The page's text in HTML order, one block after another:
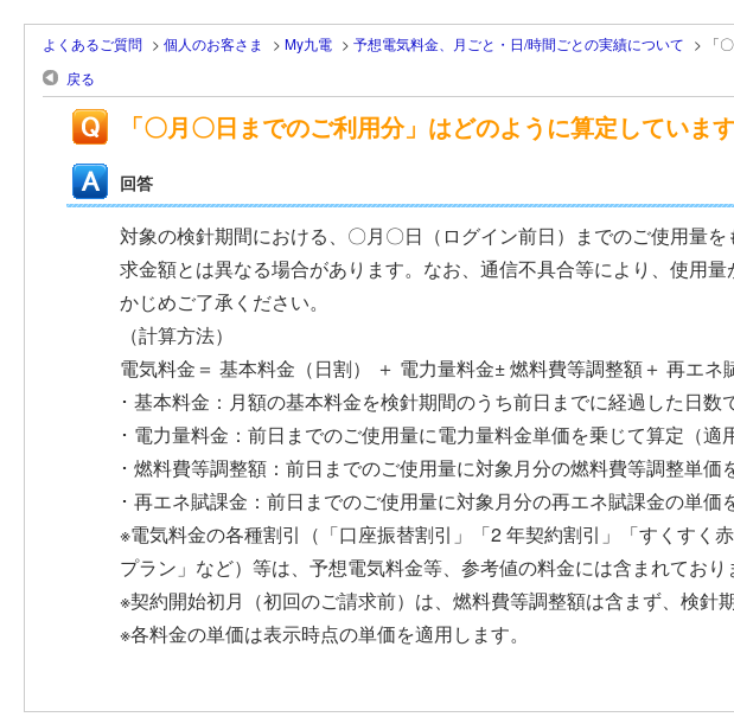
よくあるご質問 > 個人のお客さま > My九電 > 予想電気料金、月ごと・日/時間ごとの実績について >
「
戻る
「〇月〇日までのご利用分」はどのように算定していま
回答
対象の検針期間における、〇月〇日（ログイン前日）までのご使用量
求金額とは異なる場合があります。なお、通信不具合等により、使用
かじめご了承ください。
（計算方法）
電気料金＝ 基本料金（日割） ＋ 電力量料金± 燃料費等調整額＋ 再エネ
･ 基本料金：月額の基本料金を検針期間のうち前日までに経過した日数
･ 電力量料金：前日までのご使用量に電力量料金単価を乗じて算定（適
･ 燃料費等調整額：前日までのご使用量に対象月分の燃料費等調整単価
･ 再エネ賦課金：前日までのご使用量に対象月分の再エネ賦課金の単価
※電気料金の各種割引（「口座振替割引」「2 年契約割引」「すくすく
プラン」など）等は、予想電気料金等、参考値の料金には含まれており
※契約開始初月（初回のご請求前）は、燃料費等調整額は含まず、検針
※各料金の単価は表示時点の単価を適用します。